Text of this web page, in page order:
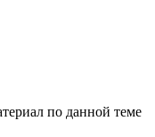
по данной теме